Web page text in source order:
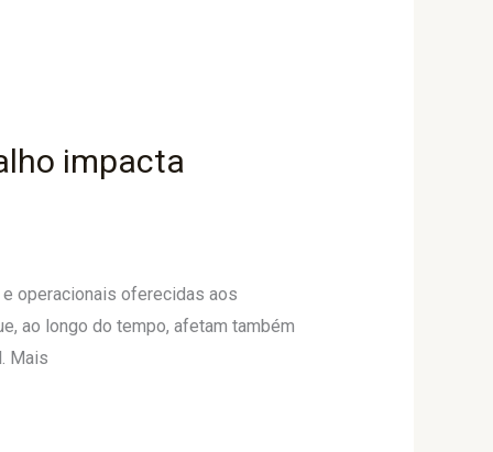
impacta
operacionais oferecidas aos
ao longo do tempo, afetam também
Mais